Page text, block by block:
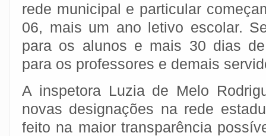
rede municipal e particular
06, mais um ano letivo escolar.
para os alunos e mais 30 dias
para os professores e demais
A inspetora Luzia de Melo
novas designações na rede
feito na maior transparência